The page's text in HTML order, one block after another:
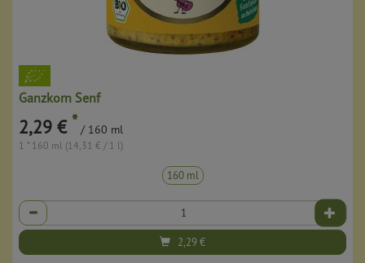
Ganzkorn Senf
2,29 € * / 160 ml
1 * 160 ml (14,31 € / 1 l)
160 ml
Anzahl
2,29€